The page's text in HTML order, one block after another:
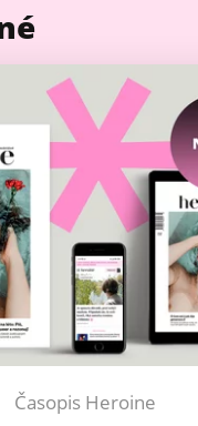
Časopis Heroine